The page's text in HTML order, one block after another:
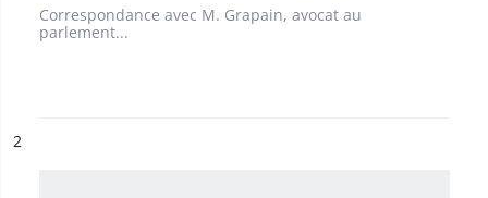
Correspondance avec M. Grapain, avocat au
parlement...
n°
2